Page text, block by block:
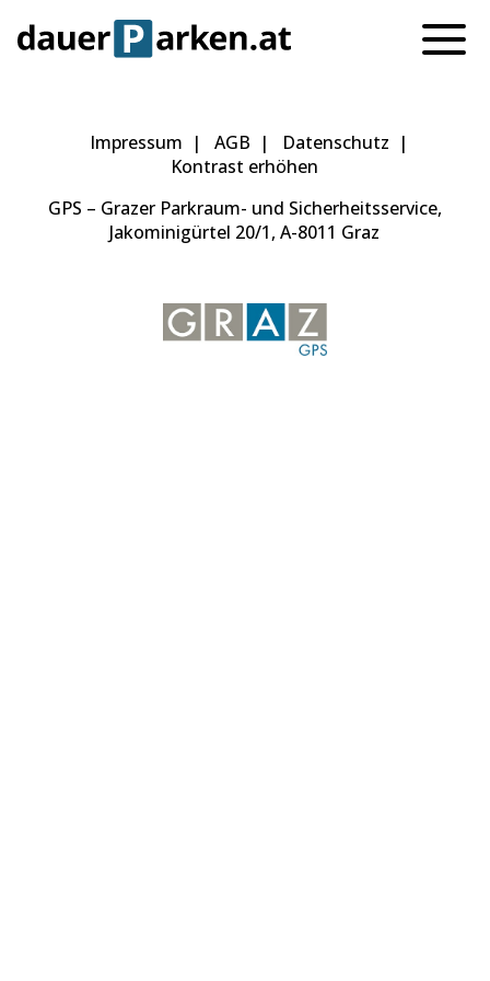
Impressum AGB
Datenschutz
Kontrast erhöhen
GPS – Grazer Parkraum- und Sicherheitsservice,
Jakominigürtel 20/1, A-8011 Graz